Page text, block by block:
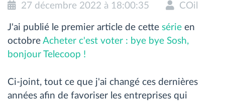
27 décembre 2022 à 18:00:35 COil
J'ai publié le premier article de cette série en
octobre Acheter c'est voter : bye bye Sosh,
bonjour Telecoop !
Ci-joint, tout ce que j'ai changé ces dernières
années afin de favoriser les entreprises qui